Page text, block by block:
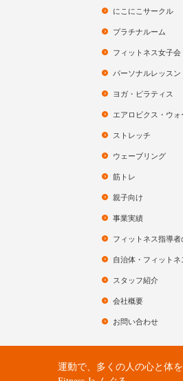
にこにこサークル
プラチナルーム
フィットネス女子会
パーソナルレッスン
ヨガ・ピラティス
エアロビクス・ウォ
ストレッチ
ウェーブリング
筋トレ
親子向け
事業実績
フィットネス指導者
自治体・フィット
スタッフ紹介
会社概要
お問い合わせ
運動で、多くの人の心と体を